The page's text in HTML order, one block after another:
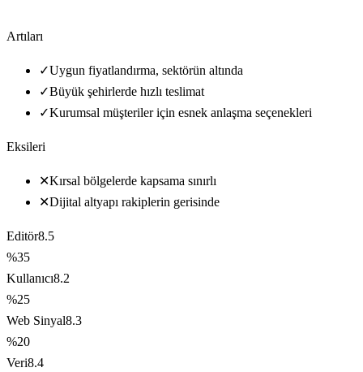
Artıları
✓Uygun fiyatlandırma, sektörün altında
✓Büyük şehirlerde hızlı teslimat
✓Kurumsal müşteriler için esnek anlaşma seçenekleri
Eksileri
✕Kırsal bölgelerde kapsama sınırlı
✕Dijital altyapı rakiplerin gerisinde
Editör8.5
%35
Kullanıcı8.2
%25
Web Sinyal8.3
%20
Veri8.4